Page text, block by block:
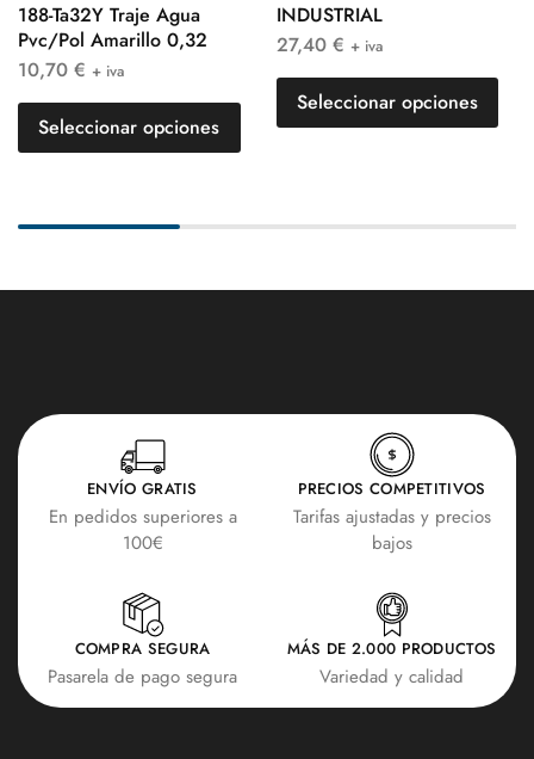
188-Ta32Y Traje Agua
Pvc/Pol Amarillo 0,32
10,70 € + iva
Seleccionar opciones
INDUSTRIAL
27,40 € + iva
Seleccionar opciones
ENVÍO GRATIS
En pedidos superiores a
100€
PRECIOS COMPETITIVOS
Tarifas ajustadas y precios
bajos
COMPRA SEGURA
Pasarela de pago segura
MÁS DE 2.000 PRODUCTOS
Variedad y calidad